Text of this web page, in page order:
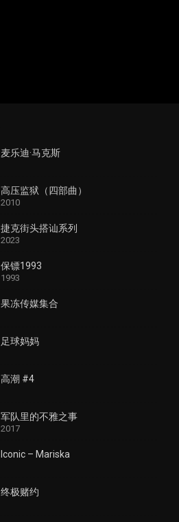
麦乐迪·马克斯
高压监狱（四部曲）
2010
捷克街头搭讪系列
2023
保镖1993
1993
果冻传媒集合
足球妈妈
高潮 #4
军队里的不雅之事
2017
Iconic – Mariska
终极赌约